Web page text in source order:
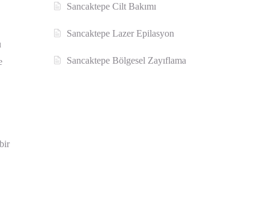
Sancaktepe Cilt Bakımı
Sancaktepe Lazer Epilasyon
Sancaktepe Bölgesel Zayıflama